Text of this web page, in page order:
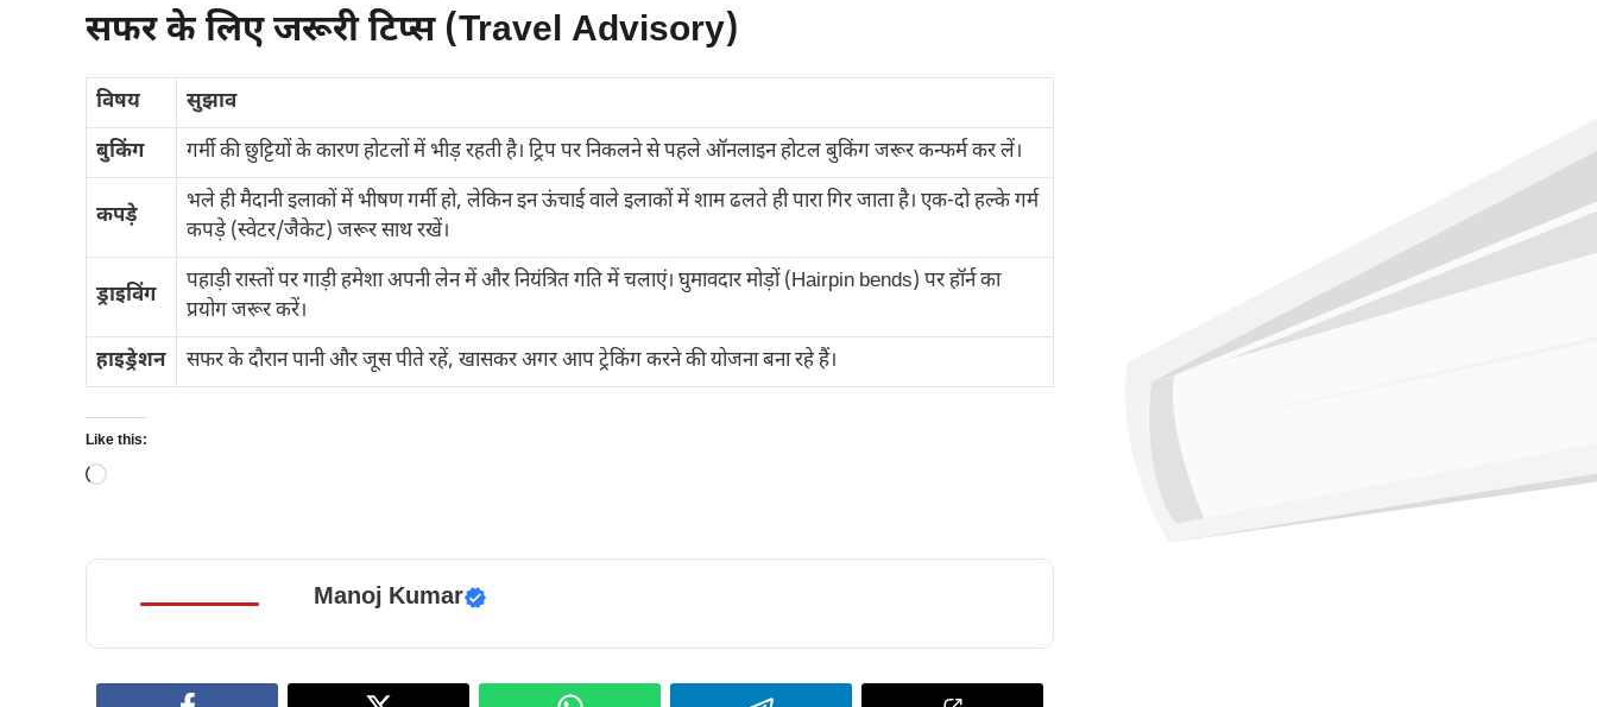
सफर के लिए जरूरी टिप्स (Travel Advisory)
विषय
सुझाव
बुकिंग
गर्मी की छुट्टियों के कारण होटलों में भीड़ रहती है। ट्रिप पर निकलने से पहले ऑनलाइन होटल बुकिंग जरूर कन्फर्म कर लें।
कपड़े
भले ही मैदानी इलाकों में भीषण गर्मी हो, लेकिन इन ऊंचाई वाले इलाकों में शाम ढलते ही पारा गिर जाता है। एक-दो हल्के गर्म
कपड़े (स्वेटर/जैकेट) जरूर साथ रखें।
ड्राइविंग
पहाड़ी रास्तों पर गाड़ी हमेशा अपनी लेन में और नियंत्रित गति में चलाएं। घुमावदार मोड़ों (Hairpin bends) पर हॉर्न का
प्रयोग जरूर करें।
हाइड्रेशन
सफर के दौरान पानी और जूस पीते रहें, खासकर अगर आप ट्रेकिंग करने की योजना बना रहे हैं।
Like this:
Loading…
Manoj Kumar